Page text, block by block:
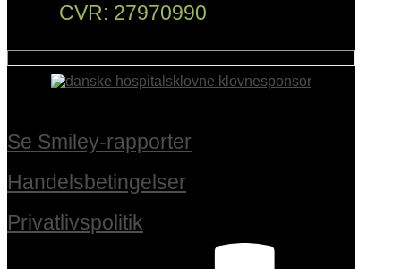
CVR: 27970990
Se Smiley-rapporter
Handelsbetingelser
Privatlivspolitik